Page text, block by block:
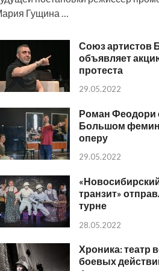
Гущина …
Союз артистов
объявляет
протеста
29.05.2022
Роман Феодори
Большом
оперу
29.05.2022
транзит»
турне
28.05.2022
Хроника: театр
боевых